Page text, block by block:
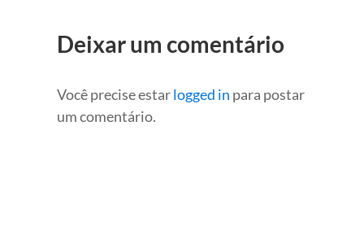
Deixar um comentário
Você precise estarlogged in para postar
um comentário.